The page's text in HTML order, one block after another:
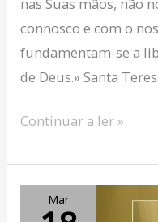
connosco e com o
fundamentam-se a
de Deus.» Santa
Continuar a ler »
Mar
«Viver